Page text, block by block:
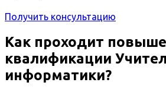
Получить консультацию
Как проходит
квалификации
информатики?